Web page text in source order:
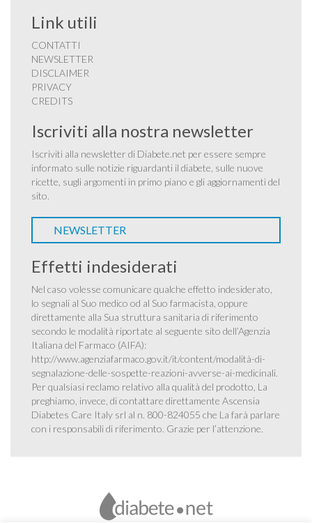
Link utili
CONTATTI
NEWSLETTER
DISCLAIMER
PRIVACY
CREDITS
Iscriviti alla nostra newsletter
Iscriviti alla newsletter di Diabete.net per essere sempre
informato sulle notizie riguardanti il diabete, sulle nuove
ricette, sugli argomenti in primo piano e gli aggiornamenti del
sito.
NEWSLETTER
Effetti indesiderati
Nel caso volesse comunicare qualche effetto indesiderato,
lo segnali al Suo medico od al Suo farmacista, oppure
direttamente alla Sua struttura sanitaria di riferimento
secondo le modalità riportate al seguente sito dell’Agenzia
Italiana del Farmaco (AIFA):
http://www.agenziafarmaco.gov.it/it/content/modalità-di-
segnalazione-delle-sospette-reazioni-avverse-ai-medicinali.
Per qualsiasi reclamo relativo alla qualità del prodotto, La
preghiamo, invece, di contattare direttamente Ascensia
Diabetes Care Italy srl al n. 800-824055 che La farà parlare
con i responsabili di riferimento. Grazie per l’attenzione.